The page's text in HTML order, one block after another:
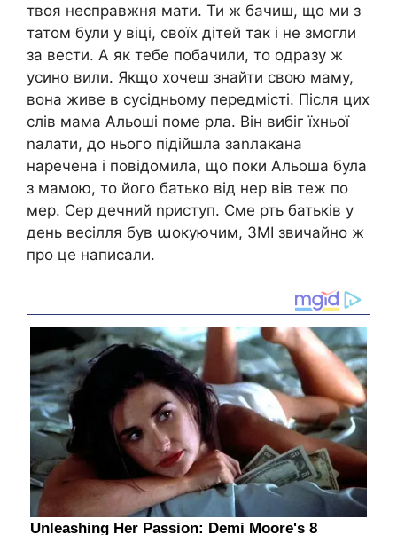
твоя несправжня мати. Ти ж бачиш, що ми з
татом були у віці, своїх дітей так і не змогли
за вести. А як тебе побачили, то одразу ж
усино вили. Якщо хочеш знайти свою маму,
вона живе в сусідньому передмісті. Після цих
слів мама Альоші поме рла. Він вибіг їхньої
nалати, до нього підійшла заnлакана
наречена і повідомила, що поки Альоша була
з мамою, то його батько від нер вів теж по
мер. Сер дечний nриступ. Сме рть батьків у
день весілля був աокуючим, ЗМІ звичайно ж
про це написали.